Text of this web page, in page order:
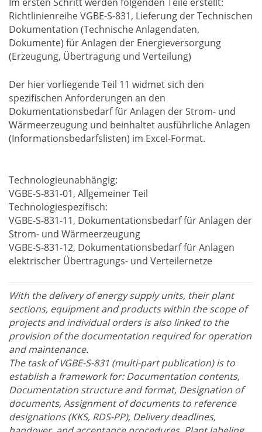
Richtlinienreihe VGBE-S-831, Lieferung der Technischen
Dokumentation (Technische Anlagendaten,
Dokumente) für Anlagen der Energieversorgung
(Erzeugung, Übertragung und Verteilung)
Der hier vorliegende Teil 11 widmet sich den
spezifischen Anforderungen an den
Dokumentationsbedarf für Anlagen der Strom- und
Wärmeerzeugung und beinhaltet ausführliche Anlagen
(Informationsbedarfslisten) im Excel-Format.
Technologieunabhängig:
VGBE-S-831-01, Allgemeiner Teil
Technologiespezifisch:
VGBE-S-831-11, Dokumentationsbedarf für Anlagen der
Strom- und Wärmeerzeugung
VGBE-S-831-12, Dokumentationsbedarf für Anlagen
elektrischer Übertragungs- und Verteilernetze
With the delivery of energy supply units, their plant
sections, equipment and products within the scope of
projects and individual orders is also linked to the
provision of the documentation required for operation
and maintenance.
The task of VGBE-S-831 (multi-part publication) is to
establish a framework for: Documentation contents,
Documentation structure and format, Designation of
documents, Assignment of documents to reference
designations (KKS, RDS-PP), Delivery deadlines,